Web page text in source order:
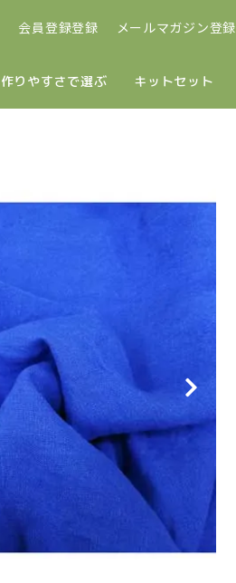
会員登録登録 メールマガジン登録
作りやすさで選ぶ キットセット